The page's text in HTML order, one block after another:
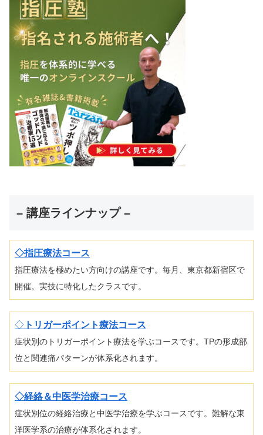
– 講座ラインナップ –
◇指圧療法コース
指圧療法を極めたい方向けの講座です。毎月、東京都新宿区で
開催。実技に特化したクラスです。
◇ トリガーポイント療法コース
症状別のトリガーポイント療法を学ぶコースです。TPの形成部
位と関連痛パターンが体系化されます。
◇経絡＆中医学治療コース
症状別位の経絡治療と中医学治療を学ぶコースです。難解な東
洋医学系の治療が体系化されます。